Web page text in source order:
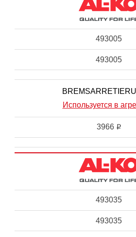
493005
493005
Используется в
3966 i
493035
493035